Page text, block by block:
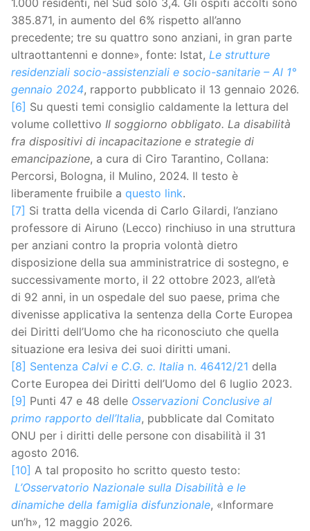
385.871, in aumento del 6% rispetto all’anno
precedente; tre su quattro sono anziani, in gran parte
ultraottantenni e donne», fonte: Istat, Le strutture
residenziali socio-assistenziali e socio-sanitarie – Al 1°
gennaio 2024, rapporto pubblicato il 13 gennaio 2026.
[6] Su questi temi consiglio caldamente la lettura del
volume collettivo Il soggiorno obbligato. La disabilità
fra dispositivi di incapacitazione e strategie di
emancipazione, a cura di Ciro Tarantino, Collana:
Percorsi, Bologna, il Mulino, 2024. Il testo è
liberamente fruibile a questo link.
[7] Si tratta della vicenda di Carlo Gilardi, l’anziano
professore di Airuno (Lecco) rinchiuso in una struttura
per anziani contro la propria volontà dietro
disposizione della sua amministratrice di sostegno, e
successivamente morto, il 22 ottobre 2023, all’età
di 92 anni, in un ospedale del suo paese, prima che
divenisse applicativa la sentenza della Corte Europea
dei Diritti dell’Uomo che ha riconosciuto che quella
situazione era lesiva dei suoi diritti umani.
[8] Sentenza Calvi e C.G. c. Italia n. 46412/21 della
Corte Europea dei Diritti dell’Uomo del 6 luglio 2023.
[9] Punti 47 e 48 delle Osservazioni Conclusive al
primo rapporto dell’Italia, pubblicate dal Comitato
ONU per i diritti delle persone con disabilità il 31
agosto 2016.
[10] A tal proposito ho scritto questo testo:
L’Osservatorio Nazionale sulla Disabilità e le
dinamiche della famiglia disfunzionale, «Informare
un’h», 12 maggio 2026.